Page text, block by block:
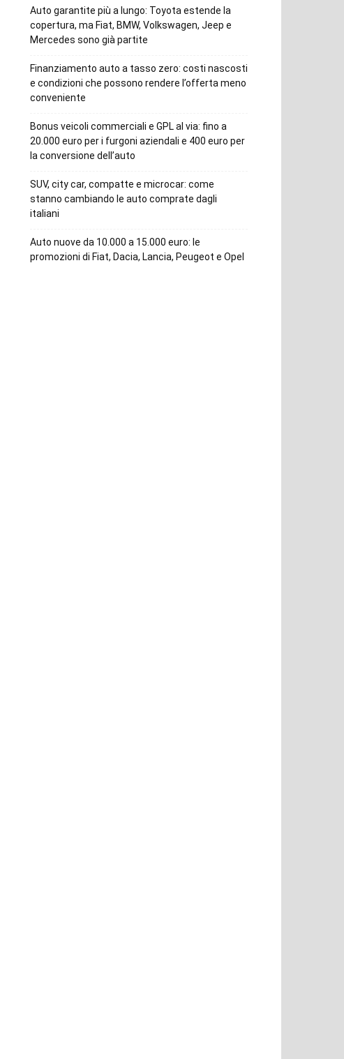
Auto garantite più a lungo: Toyota estende la
copertura, ma Fiat, BMW, Volkswagen, Jeep e
Mercedes sono già partite
Finanziamento auto a tasso zero: costi nascosti
e condizioni che possono rendere l’offerta meno
conveniente
Bonus veicoli commerciali e GPL al via: fino a
20.000 euro per i furgoni aziendali e 400 euro per
la conversione dell’auto
SUV, city car, compatte e microcar: come
stanno cambiando le auto comprate dagli
italiani
Auto nuove da 10.000 a 15.000 euro: le
promozioni di Fiat, Dacia, Lancia, Peugeot e Opel